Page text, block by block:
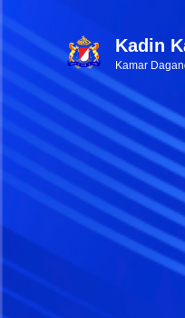
Kadin
Kamar